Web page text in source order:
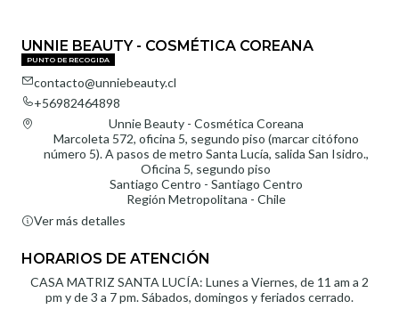
UNNIE BEAUTY - COSMÉTICA COREANA
PUNTO DE RECOGIDA
contacto@unniebeauty.cl
+56982464898
Unnie Beauty - Cosmética Coreana
Marcoleta 572, oficina 5, segundo piso (marcar citófono
número 5). A pasos de metro Santa Lucía, salida San Isidro.,
Oficina 5, segundo piso
Santiago Centro - Santiago Centro
Región Metropolitana - Chile
Ver más detalles
HORARIOS DE ATENCIÓN
CASA MATRIZ SANTA LUCÍA: Lunes a Viernes, de 11 am a 2
pm y de 3 a 7 pm. Sábados, domingos y feriados cerrado.